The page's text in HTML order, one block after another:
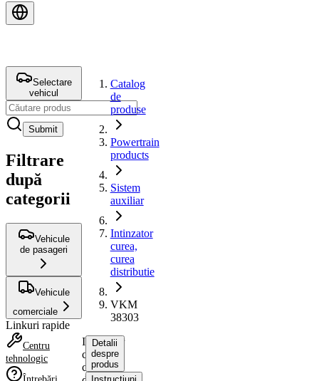
Selectare
vehicul
Submit
Filtrare
după
categorii
Vehicule
de pasageri
Vehicule
comerciale
Linkuri rapide
Centru
tehnologic
Catalog
de
produse
Powertrain
products
Sistem
auxiliar
Intinzator
curea,
curea
distributie
VKM
38303
Intinzator
curea,
curea
Detalii
despre
produs